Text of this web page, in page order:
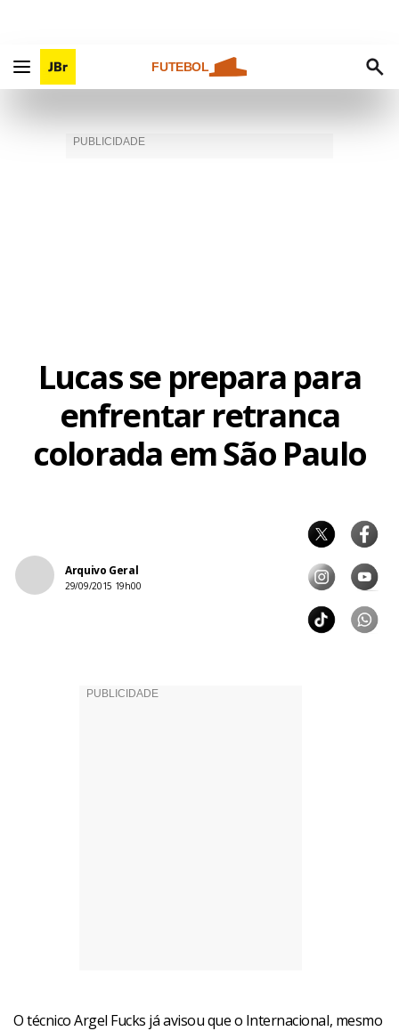
FUTEBOL
Lucas se prepara para
enfrentar retranca
colorada em São Paulo
Arquivo Geral
29/09/2015 19h00
O técnico Argel Fucks já avisou que o Internacional, mesmo